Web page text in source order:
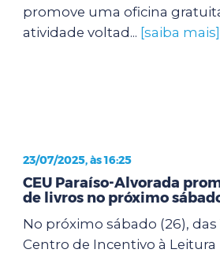
promove uma oficina
atividade voltad... [saiba mais]
23/07/2025, às 16:25
CEU Paraíso-Alvorada
de livros no próximo
No próximo sábado (26), das
Centro de Incentivo à Leitura